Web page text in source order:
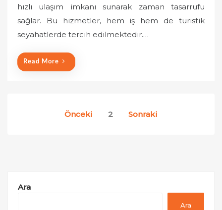
e
d
hızlı ulaşım imkanı sunarak zaman tasarrufu
sağlar. Bu hizmetler, hem iş hem de turistik
seyahatlerde tercih edilmektedir.…
Read More
Önceki 2 Sonraki
Ara
Ara